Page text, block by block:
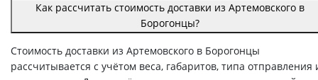
Как рассчитать стоимость доставки из Артемовского в
Борогонцы?
Стоимость доставки из Артемовского в Борогонцы
рассчитывается с учётом веса, габаритов, типа отправления